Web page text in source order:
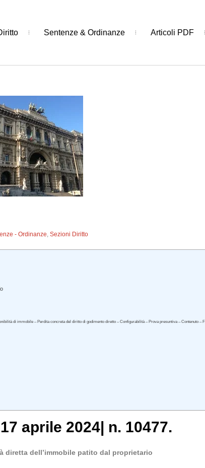
Sentenze & Ordinanze Articoli PDF
- Ordinanze,Sezioni Diritto
di immobile – Perdita concreta del diritto di godimento diretto – Configurabilità – Prova presuntiva – Contenuto –
aprile 2024| n. 10477.
diretta dell’immobile patito dal proprietario